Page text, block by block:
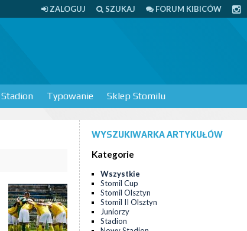
ZALOGUJ SZUKAJ FORUM KIBICÓW
Stadion Typowanie Sklep Stomilu
WYSZUKIWARKA ARTYKUŁÓW
Kategorie
Wszystkie
Stomil Cup
Stomil Olsztyn
Stomil II Olsztyn
Juniorzy
Stadion